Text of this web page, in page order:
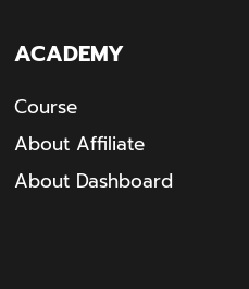
ACADEMY
Course
About Affiliate
About Dashboard